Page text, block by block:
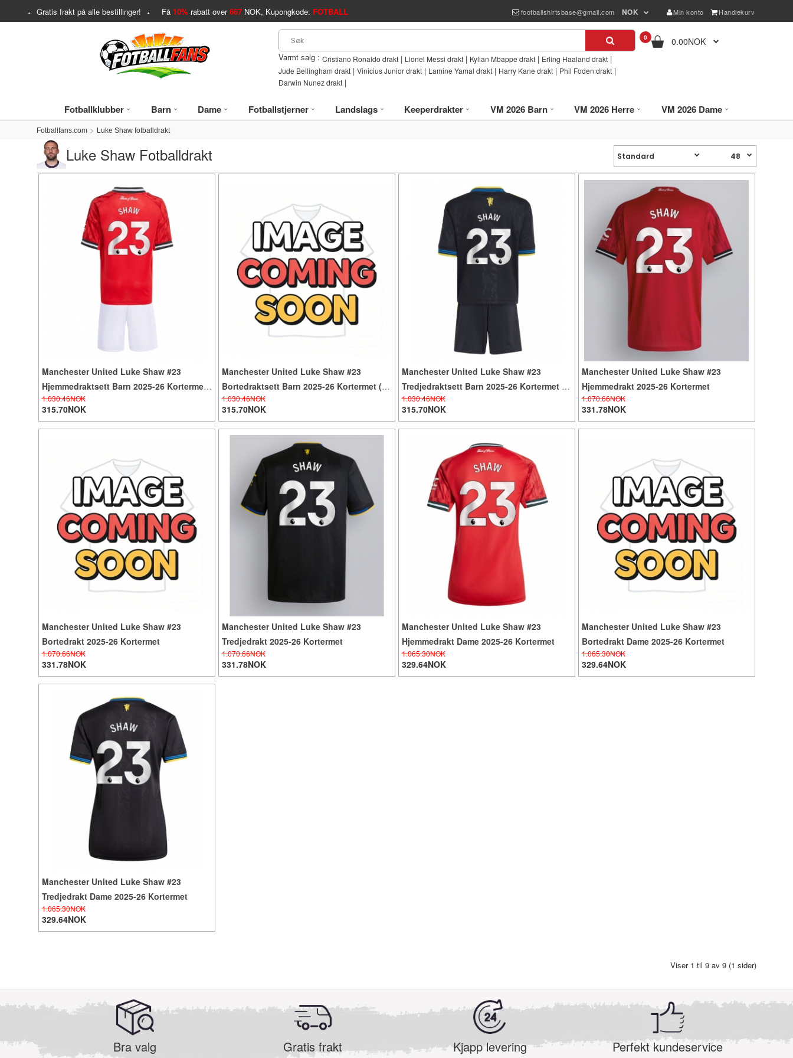
Gratis frakt på alle bestillinger! Få 10% rabatt over667 NOK, Kupongkode: FOTBALL footballshirtsbase@gmail.com NOK Min konto Handlekurv
Varmt salg : Cristiano Ronaldo drakt | Lionel Messi drakt | Kylian Mbappe drakt | Erling Haaland drakt |
Jude Bellingham drakt | Vinicius Junior drakt | Lamine Yamal drakt | Harry Kane drakt | Phil Foden drakt |
Darwin Nunez drakt |
0 0.00NOK
Fotballklubber Barn Dame Fotballstjerner Landslags Keeperdrakter VM 2026 Barn VM 2026 Herre VM 2026 Dame
Fotballfans.com Luke Shaw fotballdrakt
Luke Shaw Fotballdrakt
Manchester United Luke Shaw #23
Hjemmedraktsett Barn 2025-26 Kortermet
(+ Korte bukser)
1.030.46NOK
315.70NOK
Manchester United Luke Shaw #23
Bortedraktsett Barn 2025-26 Kortermet (+
Korte bukser)
1.030.46NOK
315.70NOK
Manchester United Luke Shaw #23
Tredjedraktsett Barn 2025-26 Kortermet (+
Korte bukser)
1.030.46NOK
315.70NOK
Manchester United Luke Shaw #23
Hjemmedrakt 2025-26 Kortermet
1.070.66NOK
331.78NOK
Manchester United Luke Shaw #23
Bortedrakt 2025-26 Kortermet
1.070.66NOK
331.78NOK
Manchester United Luke Shaw #23
Tredjedrakt 2025-26 Kortermet
1.070.66NOK
331.78NOK
Manchester United Luke Shaw #23
Hjemmedrakt Dame 2025-26 Kortermet
1.065.30NOK
329.64NOK
Manchester United Luke Shaw #23
Bortedrakt Dame 2025-26 Kortermet
1.065.30NOK
329.64NOK
Manchester United Luke Shaw #23
Tredjedrakt Dame 2025-26 Kortermet
1.065.30NOK
329.64NOK
Viser 1 til 9 av 9 (1 sider)
Bra valg Gratis frakt Kjapp levering Perfekt kundeservice